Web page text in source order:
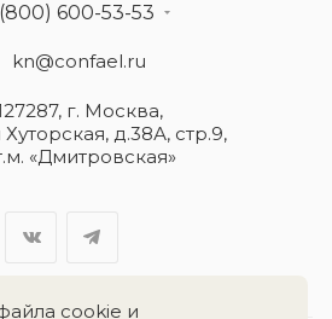
600-53-53
kn@confael.ru
г. Москва,
Хуторская, д.38А, стр.9,
«Дмитровская»
cookie и